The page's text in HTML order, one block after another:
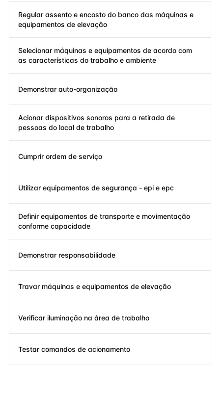
Regular assento e encosto do banco das máquinas e
equipamentos de elevação
Selecionar máquinas e equipamentos de acordo com
as características do trabalho e ambiente
Demonstrar auto-organização
Acionar dispositivos sonoros para a retirada de
pessoas do local de trabalho
Cumprir ordem de serviço
Utilizar equipamentos de segurança - epi e epc
Definir equipamentos de transporte e movimentação
conforme capacidade
Demonstrar responsabilidade
Travar máquinas e equipamentos de elevação
Verificar iluminação na área de trabalho
Testar comandos de acionamento